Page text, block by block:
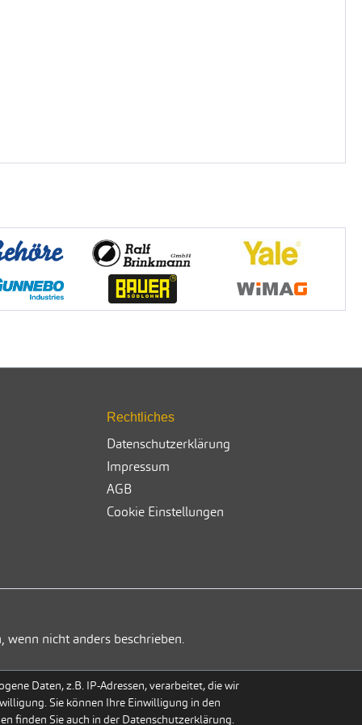
Rechtliches
Datenschutzerklärung
Impressum
AGB
Cookie Einstellungen
wenn nicht anders beschrieben.
Daten, z.B. IP-Adressen, verarbeitet, die wir
Sie können Ihre Einwilligung in den
finden Sie auch in der Datenschutzerklärung.